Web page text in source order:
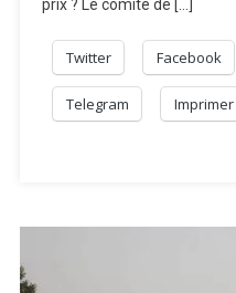
prix ? Le comité de […]
Twitter Facebook
Telegram Imprimer